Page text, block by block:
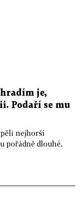
je,
Podaří se mu
nejhorší
pořádně dlouhé.